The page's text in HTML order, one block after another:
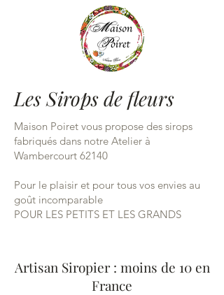
Les Sirops de fleurs
Maison Poiret vous propose des sirops
fabriqués dans notre Atelier à
Wambercourt 62140
Pour le plaisir et pour tous vos envies au
goût incomparable
POUR LES PETITS ET LES GRANDS
Artisan Siropier : moins de 10 en
France